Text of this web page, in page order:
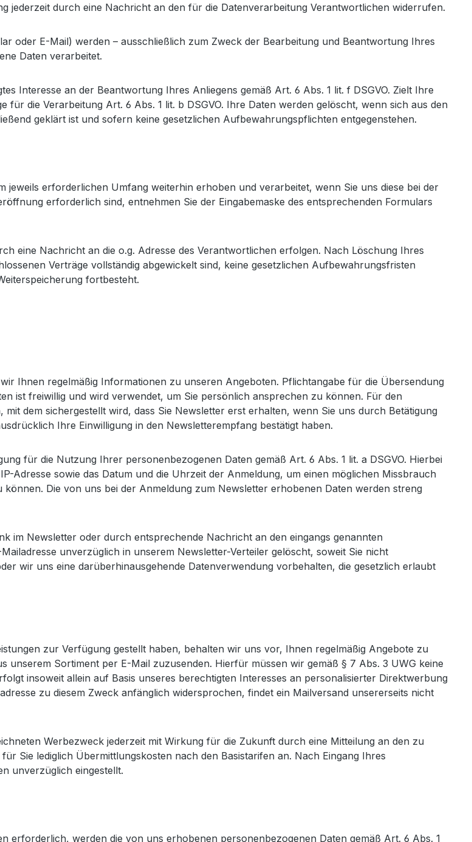
jederzeit durch eine Nachricht an den für die Datenverarbeitung Verantwortlichen widerrufen.
oder E-Mail) werden – ausschließlich zum Zweck der Bearbeitung und Beantwortung Ihres
Daten verarbeitet.
Interesse an der Beantwortung Ihres Anliegens gemäß Art. 6 Abs. 1 lit. f DSGVO. Zielt Ihre
die Verarbeitung Art. 6 Abs. 1 lit. b DSGVO. Ihre Daten werden gelöscht, wenn sich aus den
geklärt ist und sofern keine gesetzlichen Aufbewahrungspflichten entgegenstehen.
jeweils erforderlichen Umfang weiterhin erhoben und verarbeitet, wenn Sie uns diese bei der
erforderlich sind, entnehmen Sie der Eingabemaske des entsprechenden Formulars
eine Nachricht an die o.g. Adresse des Verantwortlichen erfolgen. Nach Löschung Ihres
Verträge vollständig abgewickelt sind, keine gesetzlichen Aufbewahrungsfristen
fortbesteht.
Ihnen regelmäßig Informationen zu unseren Angeboten. Pflichtangabe für die Übersendung
ist freiwillig und wird verwendet, um Sie persönlich ansprechen zu können. Für den
dem sichergestellt wird, dass Sie Newsletter erst erhalten, wenn Sie uns durch Betätigung
Ihre Einwilligung in den Newsletterempfang bestätigt haben.
für die Nutzung Ihrer personenbezogenen Daten gemäß Art. 6 Abs. 1 lit. a DSGVO. Hierbei
Adresse sowie das Datum und die Uhrzeit der Anmeldung, um einen möglichen Missbrauch
Die von uns bei der Anmeldung zum Newsletter erhobenen Daten werden streng
im Newsletter oder durch entsprechende Nachricht an den eingangs genannten
unverzüglich in unserem Newsletter-Verteiler gelöscht, soweit Sie nicht
wir uns eine darüberhinausgehende Datenverwendung vorbehalten, die gesetzlich erlaubt
zur Verfügung gestellt haben, behalten wir uns vor, Ihnen regelmäßig Angebote zu
unserem Sortiment per E-Mail zuzusenden. Hierfür müssen wir gemäß § 7 Abs. 3 UWG keine
insoweit allein auf Basis unseres berechtigten Interesses an personalisierter Direktwerbung
zu diesem Zweck anfänglich widersprochen, findet ein Mailversand unsererseits nicht
Werbezweck jederzeit mit Wirkung für die Zukunft durch eine Mitteilung an den zu
Sie lediglich Übermittlungskosten nach den Basistarifen an. Nach Eingang Ihres
unverzüglich eingestellt.
erforderlich, werden die von uns erhobenen personenbezogenen Daten gemäß Art. 6 Abs. 1